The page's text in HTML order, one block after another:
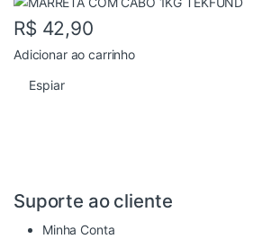
R$ 42,90
Adicionar ao carrinho
Espiar
Suporte ao cliente
Minha Conta